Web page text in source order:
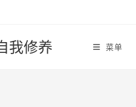
我修养 菜单